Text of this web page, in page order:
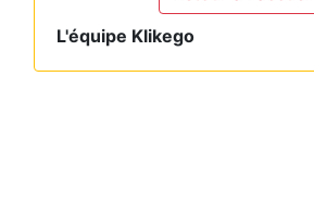
L'équipe Klikego